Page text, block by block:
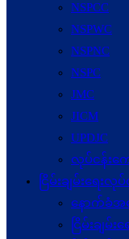
NSPCC
NSPWC
NSPNC
NSPC
JMC
JICM
UPDJC
လုပ်ငန်းက
ငြိမ်းချမ်းရေးလုပ်
နောက်ခံအ
ငြိမ်းချမ်း